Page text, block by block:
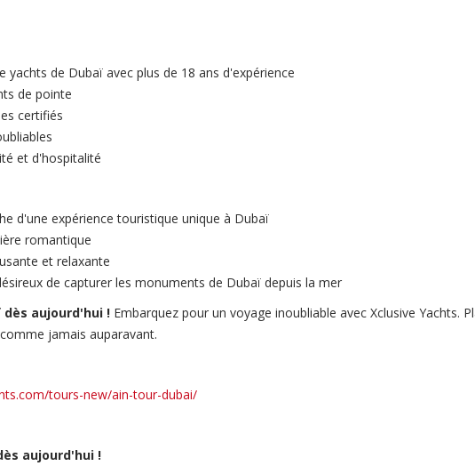
yachts de Dubaï avec plus de 18 ans d'expérience
de pointe
certifiés
et d'hospitalité
d'une expérience touristique unique à Dubaï
romantique
et relaxante
de capturer les monuments de Dubaï depuis la mer
dès aujourd'hui ! Embarquez pour un voyage inoubliable avec Xclusive Yachts.
jamais auparavant.
tours-new/ain-tour-dubai/
aujourd'hui !